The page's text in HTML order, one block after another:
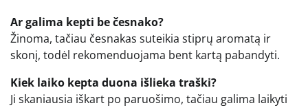
Ar galima kepti be česnako?
Žinoma, tačiau česnakas suteikia stiprų aromatą ir
skonį, todėl rekomenduojama bent kartą pabandyti.
Kiek laiko kepta duona išlieka traški?
Ji skaniausia iškart po paruošimo, tačiau galima laikyti